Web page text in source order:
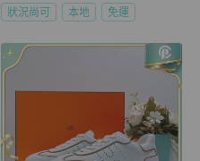
狀況尚可 本地 免運